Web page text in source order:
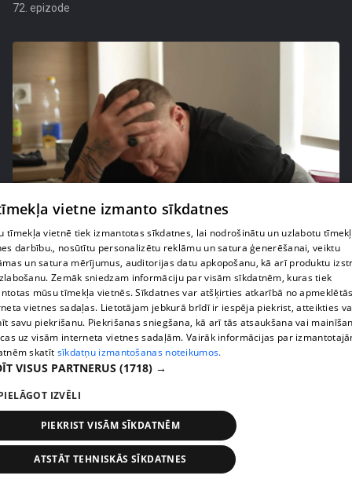
72. epizode
pirms 2 nedēļām, 6 dienām
Kaspars Kambala neslēpj vilšanos par bijušo sievu
Tifāniju
pirms 2 nedēļām, 6 dienām
vietne izmanto sīkdatnes
tīmekļa vietnē tiek izmantotas sīkdatnes, lai nodrošinātu un uzlabotu
darbību., nosūtītu personalizētu reklāmu un satura ģenerēšanai, veiktu
un satura mērījumus, auditorijas datu apkopošanu, kā arī produktu
Zemāk sniedzam informāciju par visām sīkdatnēm, kuras tiek
mūsu tīmekļa vietnēs. Sīkdatnes var atšķirties atkarībā no
vietnes sadaļas. Lietotājam jebkurā brīdī ir iespēja piekrist, atteikties
savu piekrišanu. Piekrišanas sniegšana, kā arī tās atsaukšana vai
uz visām interneta vietnes sadaļām. Vairāk informācijas par
skatīt sīkdatņu izmantošanas noteikumos.
VISUS PARTNERUS (1718) →
IZVĒLI
PIEKRIST VISĀM SĪKDATNĒM
ATSTĀT TEHNISKĀS SĪKDATNES